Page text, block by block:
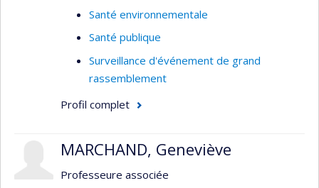
Santé environnementale
Santé publique
Surveillance d'événement de grand
rassemblement
Profil complet
MARCHAND, Geneviève
Professeure associée